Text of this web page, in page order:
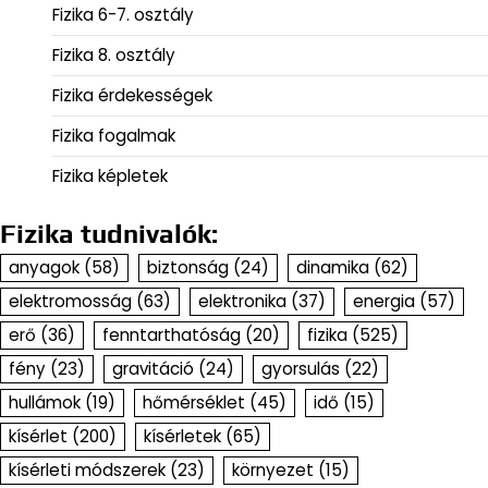
Fizika 6-7. osztály
Fizika 8. osztály
Fizika érdekességek
Fizika fogalmak
Fizika képletek
Fizika tudnivalók:
anyagok (58) biztonság (24) dinamika (62)
elektromosság (63) elektronika (37) energia (57)
erő (36) fenntarthatóság (20) fizika (525)
fény (23) gravitáció (24) gyorsulás (22)
hullámok (19) hőmérséklet (45) idő (15)
kísérlet (200) kísérletek (65)
kísérleti módszerek (23) környezet (15)